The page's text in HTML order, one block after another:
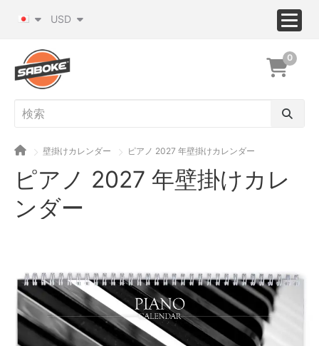
USD
0
壁掛けカレンダー ピアノ 2027 年壁掛けカレンダー
ピアノ 2027 年壁掛けカレ
ンダー